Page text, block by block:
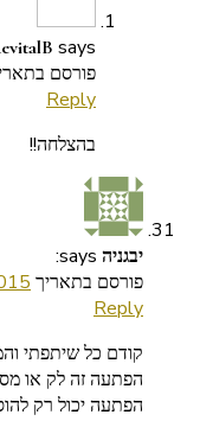
says:
פורסם
Reply
בהצלחה!!
יבגניה says:
פורסם בתאריך 12/
Reply
קודם כל שיתפתי
הפתעה זה לק או
הפתעה יכול רק